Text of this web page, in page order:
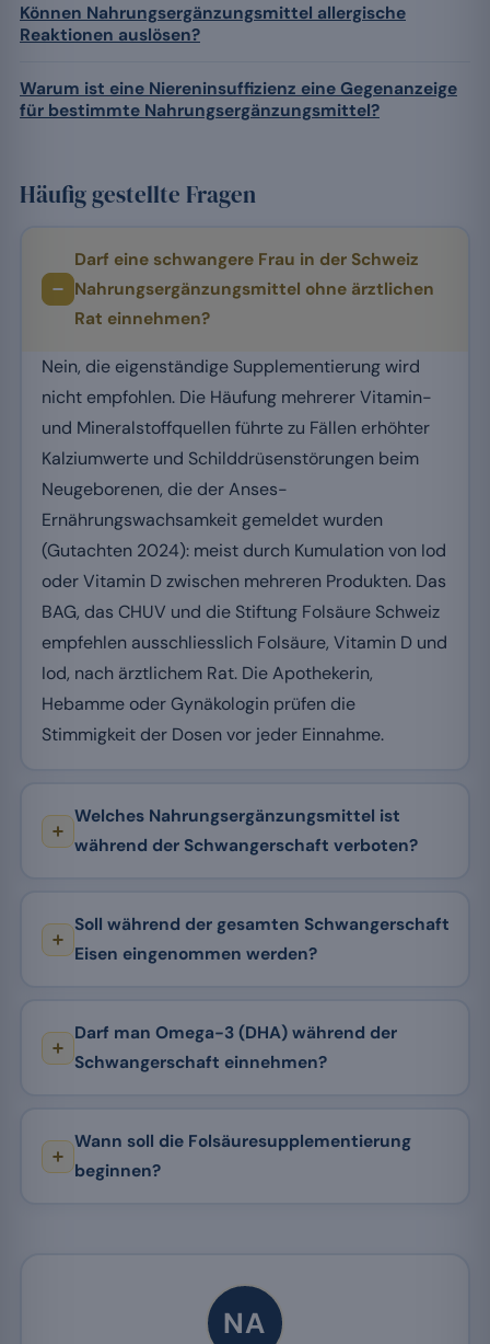
Können Nahrungsergänzungsmittel allergische
Reaktionen auslösen?
Warum ist eine Niereninsuffizienz eine Gegenanzeige
für bestimmte Nahrungsergänzungsmittel?
Häufig gestellte Fragen
Darf eine schwangere Frau in der Schweiz
Nahrungsergänzungsmittel ohne ärztlichen
Rat einnehmen?
Nein, die eigenständige Supplementierung wird
nicht empfohlen. Die Häufung mehrerer Vitamin-
und Mineralstoffquellen führte zu Fällen erhöhter
Kalziumwerte und Schilddrüsenstörungen beim
Neugeborenen, die der Anses-
Ernährungswachsamkeit gemeldet wurden
(Gutachten 2024): meist durch Kumulation von Iod
oder Vitamin D zwischen mehreren Produkten. Das
BAG, das CHUV und die Stiftung Folsäure Schweiz
empfehlen ausschliesslich Folsäure, Vitamin D und
Iod, nach ärztlichem Rat. Die Apothekerin,
Hebamme oder Gynäkologin prüfen die
Stimmigkeit der Dosen vor jeder Einnahme.
Welches Nahrungsergänzungsmittel ist
während der Schwangerschaft verboten?
Soll während der gesamten Schwangerschaft
Eisen eingenommen werden?
Darf man Omega-3 (DHA) während der
Schwangerschaft einnehmen?
Wann soll die Folsäuresupplementierung
beginnen?
NA